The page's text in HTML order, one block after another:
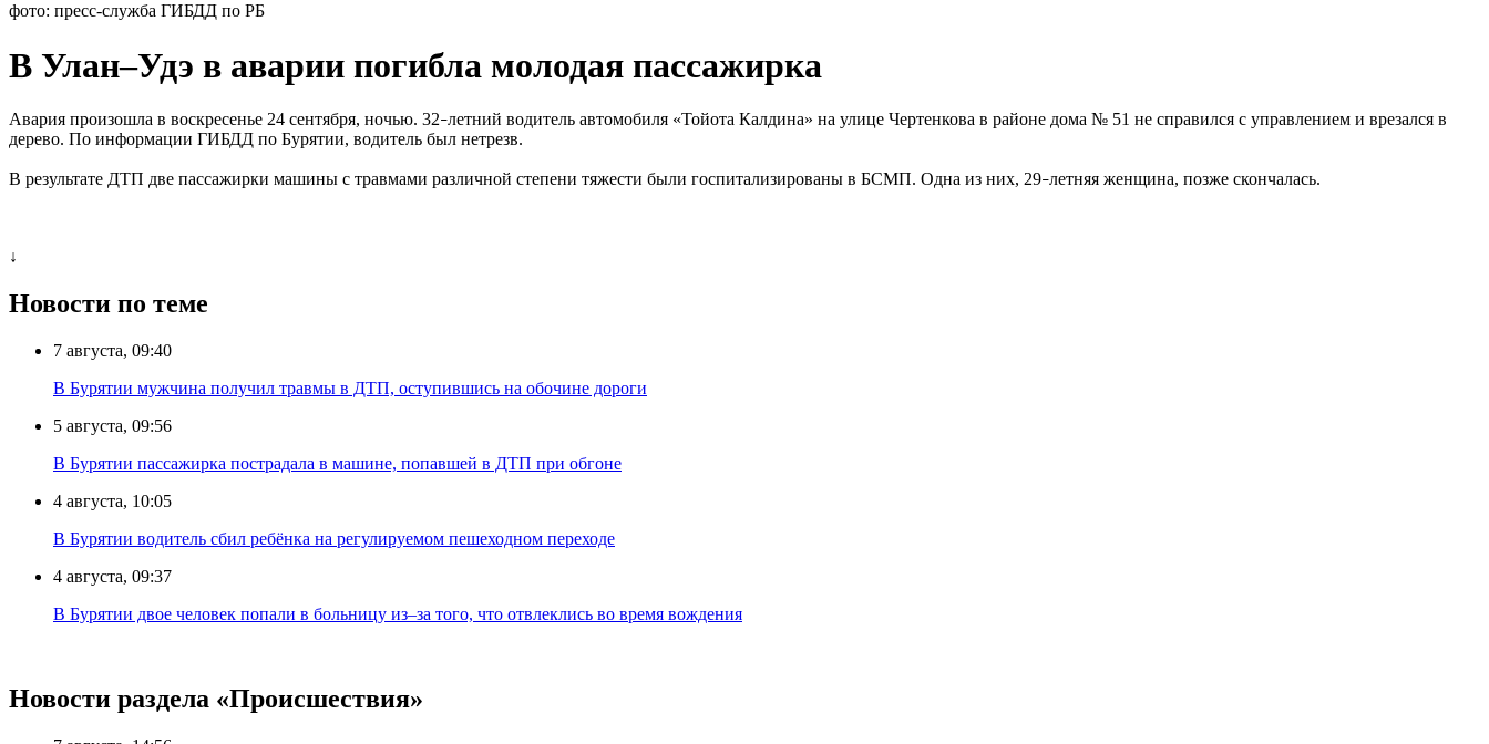
фото: пресс-служба ГИБДД по РБ
В Улан–Удэ в аварии погибла молодая пассажирка
Авария произошла в воскресенье 24 сентября, ночью. 32–летний водитель автомобиля «Тойота Калдина» на улице Чертенкова в районе дома № 51 не справился с управлением и врезался в
дерево. По информации ГИБДД по Бурятии, водитель был нетрезв.
В результате ДТП две пассажирки машины с травмами различной степени тяжести были госпитализированы в БСМП. Одна из них, 29–летняя женщина, позже скончалась.
↓
Новости по теме
7 августа, 09:40
В Бурятии мужчина получил травмы в ДТП, оступившись на обочине дороги
5 августа, 09:56
В Бурятии пассажирка пострадала в машине, попавшей в ДТП при обгоне
4 августа, 10:05
В Бурятии водитель сбил ребёнка на регулируемом пешеходном переходе
4 августа, 09:37
В Бурятии двое человек попали в больницу из–за того, что отвлеклись во время вождения
Новости раздела «Происшествия»